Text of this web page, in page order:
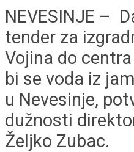
NEVESINJE –
tender za
Vojina do
bi se voda iz
u Nevesinje,
dužnosti
Željko Zubac.